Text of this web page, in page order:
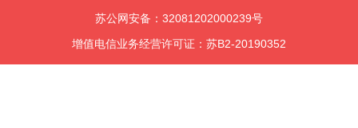
苏公网安备：32081202000239号
增值电信业务经营许可证：苏B2-20190352